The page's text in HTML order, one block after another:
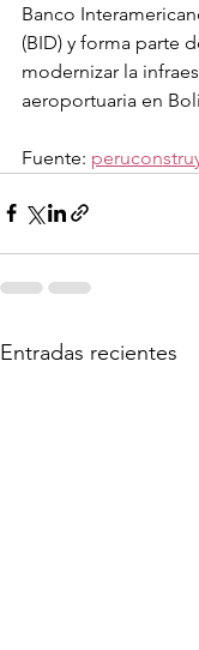
Banco
(BID) y forma parte
modernizar la
aeroportuaria en
Fuente:
Entradas recientes